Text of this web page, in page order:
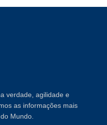
verdade, agilidade e
as informações mais
Mundo.